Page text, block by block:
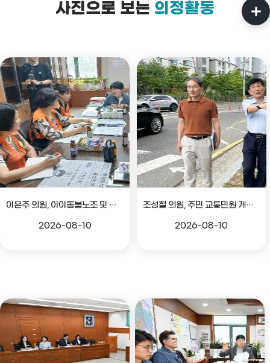
사진으로 보는 의정활동
이은주 의원, 아이돌봄노조 및 노인생활지원사노조 관련 간담회
2026-08-10
조성철 의원, 주민 교통민원 개선 위한 현장방문
2026-08-10